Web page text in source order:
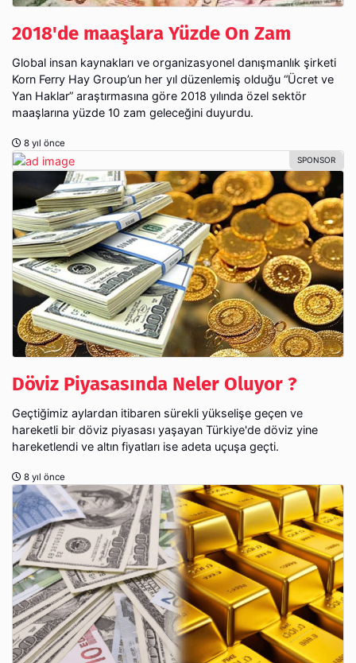
2018'de maaşlara Yüzde On Zam
Global insan kaynakları ve organizasyonel danışmanlık şirketi
Korn Ferry Hay Group’un her yıl düzenlemiş olduğu “Ücret ve
Yan Haklar” araştırmasına göre 2018 yılında özel sektör
maaşlarına yüzde 10 zam geleceğini duyurdu.
8 yıl önce
Döviz Piyasasında Neler Oluyor ?
Geçtiğimiz aylardan itibaren sürekli yükselişe geçen ve
hareketli bir döviz piyasası yaşayan Türkiye'de döviz yine
hareketlendi ve altın fiyatları ise adeta uçuşa geçti.
8 yıl önce